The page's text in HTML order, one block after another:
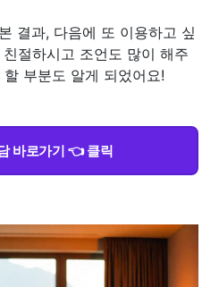
결과, 다음에 또 이용하고 싶
절하시고 조언도 많이 해주
부분도 알게 되었어요!
바로가기 👈 클릭